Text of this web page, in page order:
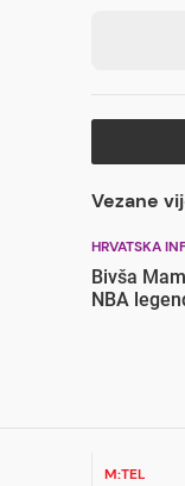
Vezane
HRVATSKA
Bivša
NBA
M:TEL